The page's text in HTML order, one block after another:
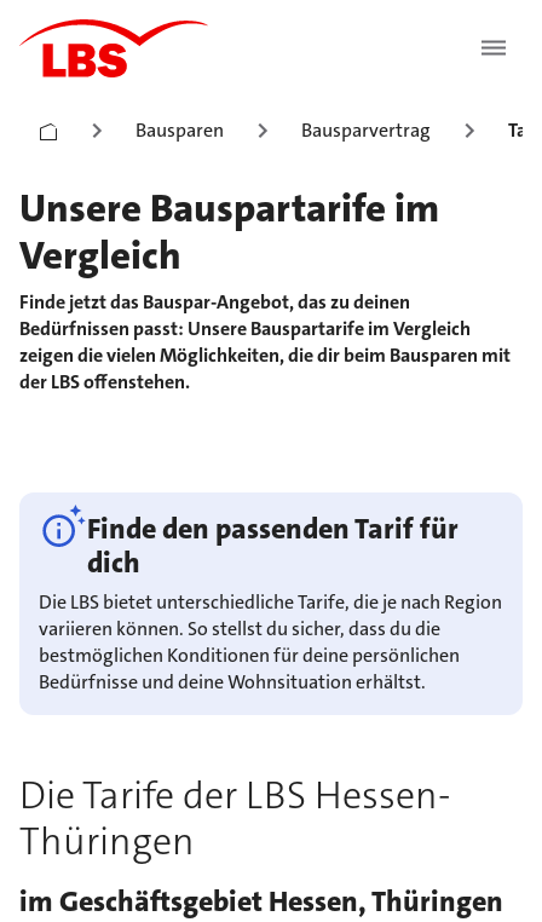
Bausparen Bausparvertrag
Unsere Bauspartarife im
Vergleich
Finde jetzt das Bauspar-Angebot, das zu deinen
Bedürfnissen passt: Unsere Bauspartarife im Vergleich
zeigen die vielen Möglichkeiten, die dir beim Bausparen mit
der LBS offenstehen.
Finde den passenden Tarif für
dich
Die LBS bietet unterschiedliche Tarife, die je nach Region
variieren können. So stellst du sicher, dass du die
bestmöglichen Konditionen für deine persönlichen
Bedürfnisse und deine Wohnsituation erhältst.
Die Tarife der LBS Hessen-
Thüringen
im Geschäftsgebiet Hessen, Thüringen